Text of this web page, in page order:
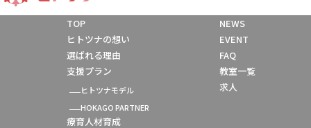
TOP
ヒトツナの想い
選ばれる理由
支援プラン
ヒトツナモデル
HOKAGO PARTNER
療育人材育成
NEWS
EVENT
FAQ
教室一覧
求人